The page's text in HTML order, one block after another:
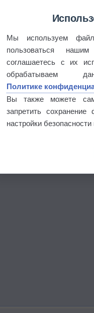
Мы используем
пользоваться
соглашаетесь с их
обрабатываем
Политике
Вы также можете
запретить
настройки